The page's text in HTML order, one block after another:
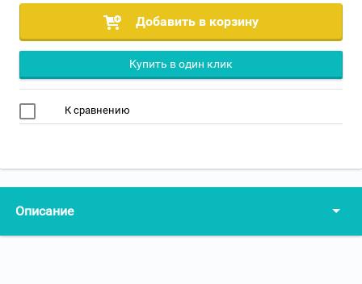
Добавить в корзину
Купить в один клик
К сравнению
Описание